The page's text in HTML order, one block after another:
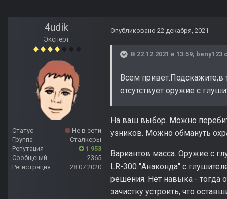
4udik
Эксперт
Статус
Не в сети
Группа
Сталкеры
Репутация
1 953
Сообщений
2365
Регистрация
28.07.2020
Опубликовано 22 декабря, 2021
В 22.12.2021 в 13:59, beny123
Всем
отсутствует оружие с
На ваш выбор. Можно
узников. Можно обмануть
Вариантов масса. Оружие с
LR-300 "Анаконда" с
решения. Нет навыка - тогда
зачистку устроить, что